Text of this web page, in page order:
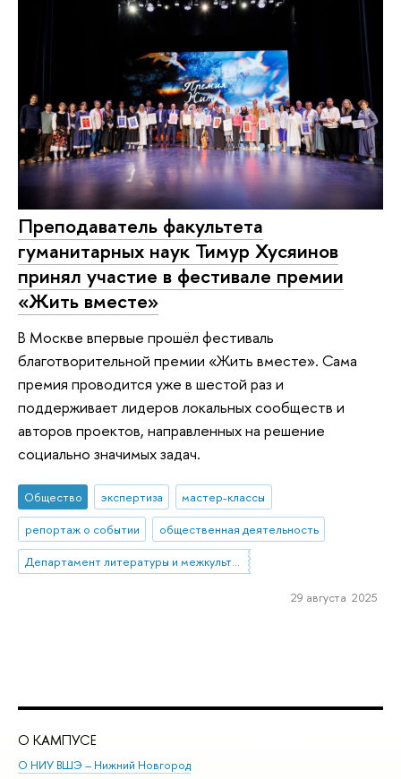
Преподаватель факультета
гуманитарных наук Тимур Хусяинов
принял участие в фестивале премии
«Жить вместе»
В Москве впервые прошёл фестиваль
благотворительной премии «Жить вместе». Сама
премия проводится уже в шестой раз и
поддерживает лидеров локальных сообществ и
авторов проектов, направленных на решение
социально значимых задач.
Общество экспертиза
мастер-классы
репортаж о событии
общественная деятельность
Департамент литературы и межкультурной коммуникации
29 августа 2025
О КАМПУСЕ
О НИУ ВШЭ – Нижний Новгород